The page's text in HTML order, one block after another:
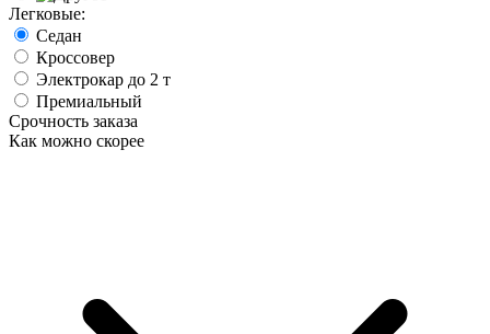
Легковые:
Седан
Кроссовер
Электрокар до 2 т
Премиальный
Срочность заказа
Как можно скорее